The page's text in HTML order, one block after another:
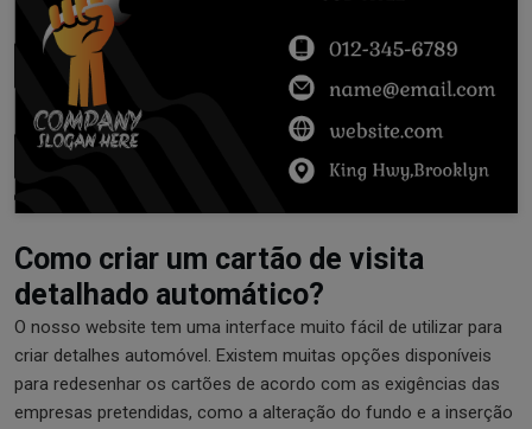
Como criar um cartão de visita
detalhado automático?
O nosso website tem uma interface muito fácil de utilizar para
criar detalhes automóvel. Existem muitas opções disponíveis
para redesenhar os cartões de acordo com as exigências das
empresas pretendidas, como a alteração do fundo e a inserção